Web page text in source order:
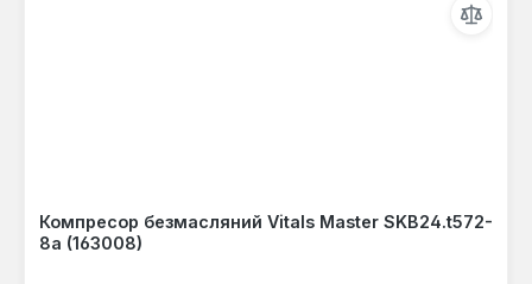
Компресор безмасляний Vitals Master SKB24.t572-
8a (163008)